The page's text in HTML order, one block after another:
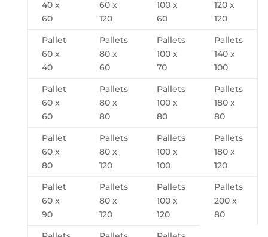
40 x
60
60 x
120
100 x
60
120 x
120
Pallet
60 x
40
Pallets
80 x
60
Pallets
100 x
70
Pallets
140 x
100
Pallet
60 x
60
Pallets
80 x
80
Pallets
100 x
80
Pallets
180 x
80
Pallet
60 x
80
Pallets
80 x
120
Pallets
100 x
100
Pallets
180 x
120
Pallet
60 x
90
Pallets
80 x
120
Pallets
100 x
120
Pallets
200 x
80